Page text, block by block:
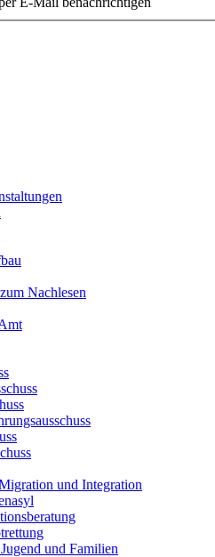
Nachlesen
und Integration
und Familien